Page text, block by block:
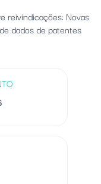
reivindicações: Novas
dados de patentes